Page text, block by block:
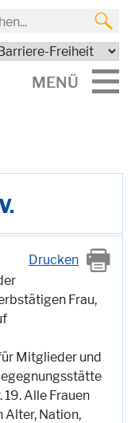
MENÜ
Drucken
Frau,
Mitglieder und
Alle Frauen
Alter, Nation,